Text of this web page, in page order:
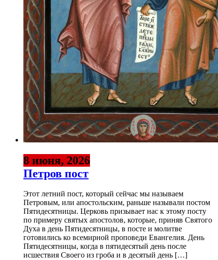
8 июня, 2026
Петров пост
Этот летний пост, который сейчас мы называем
Петровым, или апостольским, раньше называли постом
Пятидесятницы. Церковь призывает нас к этому посту
по примеру святых апостолов, которые, приняв Святого
Духа в день Пятидесятницы, в посте и молитве
готовились ко всемирной проповеди Евангелия. День
Пятидесятницы, когда в пятидесятый день после
исшествия Своего из гроба и в десятый день […]